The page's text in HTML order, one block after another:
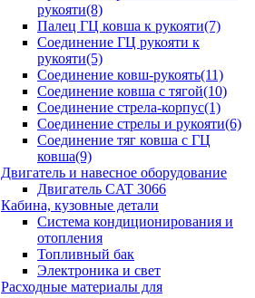
рукояти(8)
Палец ГЦ ковша к рукояти(7)
Соединение ГЦ рукояти к
рукояти(5)
Соединение ковш-рукоять(11)
Соединение ковша с тягой(10)
Соединение стрела-корпус(1)
Соединение стрелы и рукояти(6)
Соединение тяг ковша с ГЦ
ковша(9)
Двигатель и навесное оборудование
Двигатель CAT 3066
Кабина, кузовные детали
Система кондиционирования и
отопления
Топливный бак
Электроника и свет
Расходные материалы для